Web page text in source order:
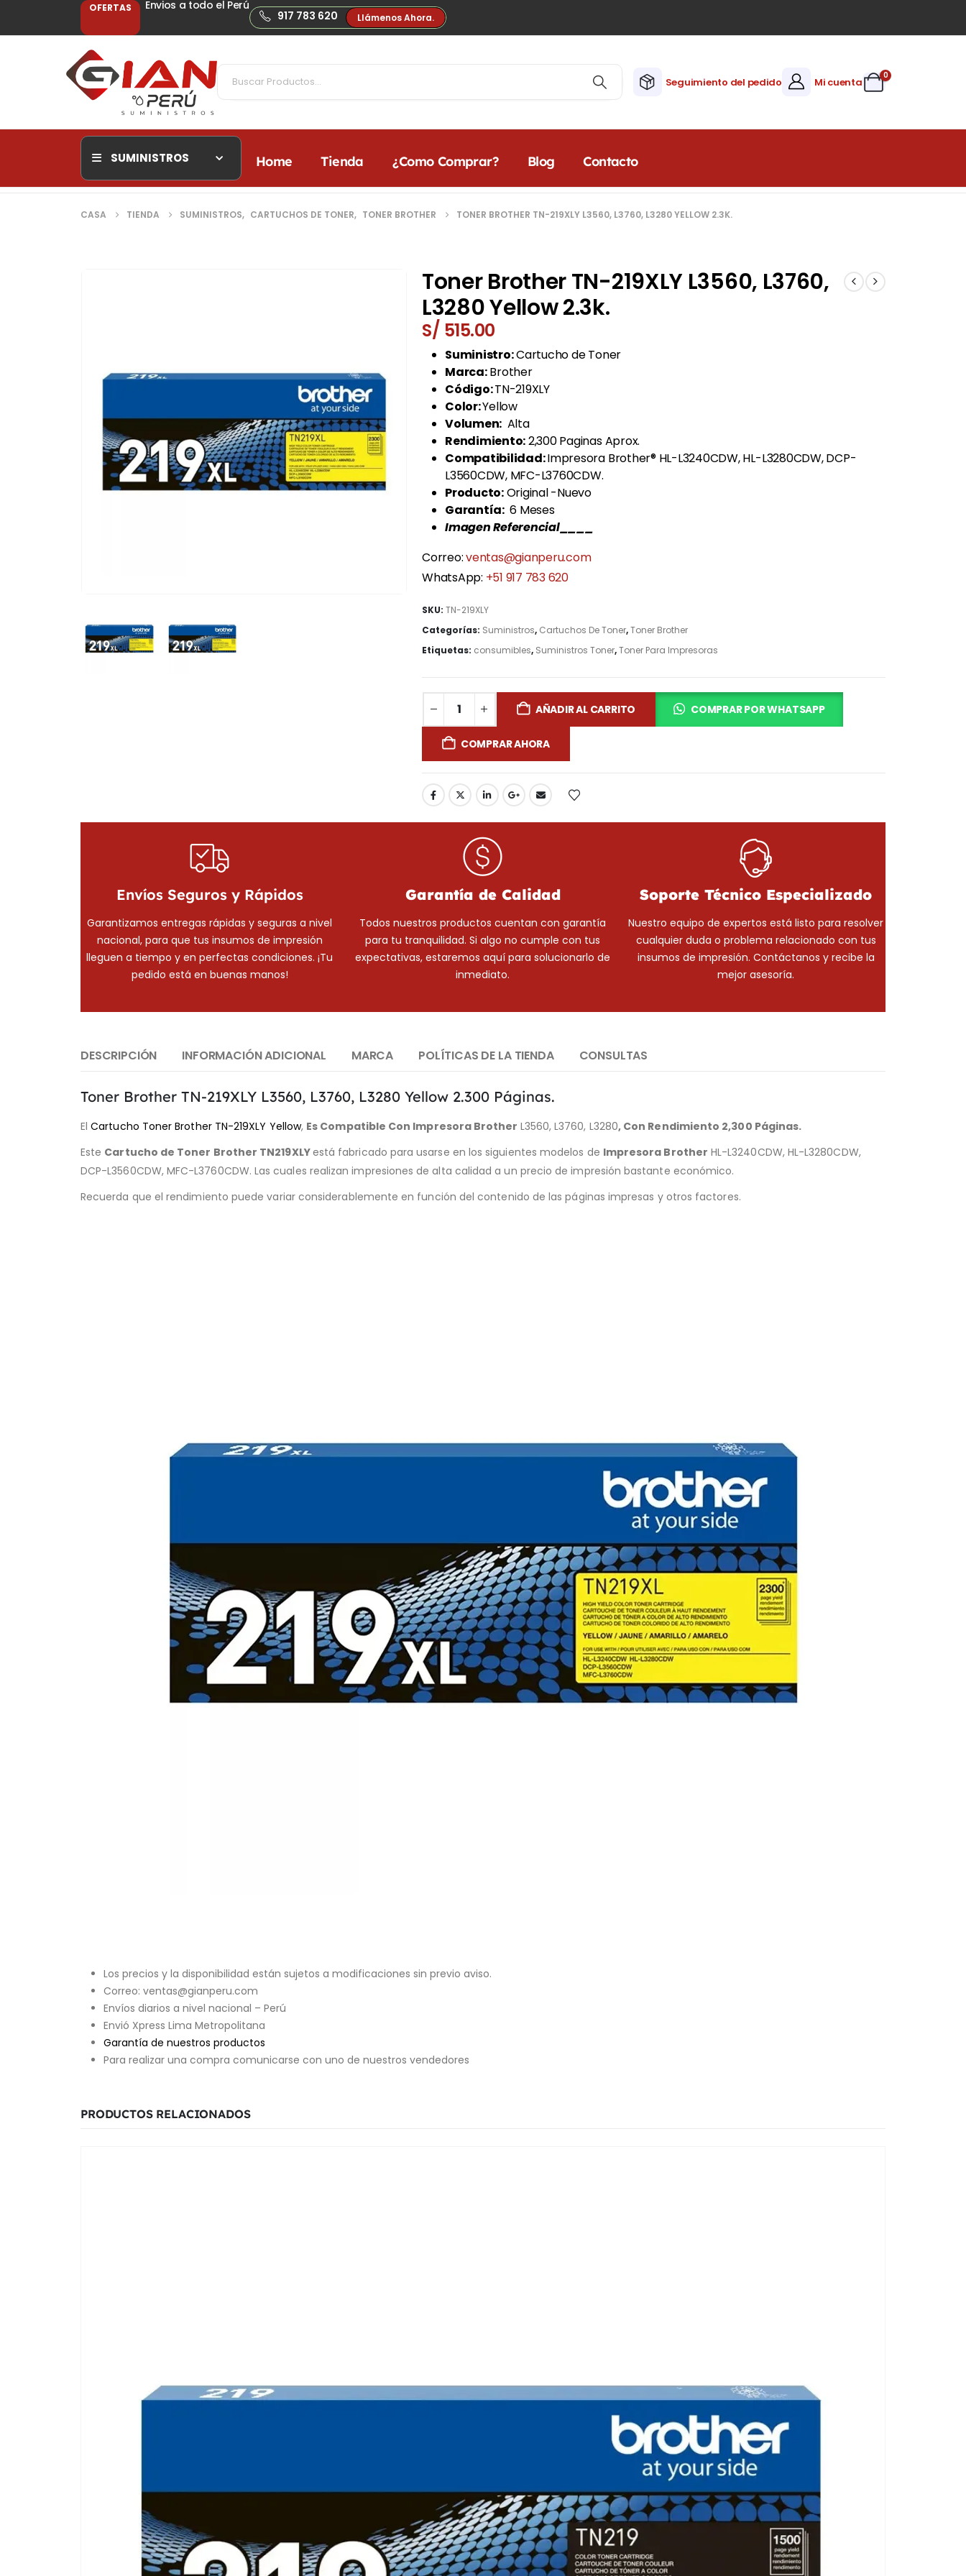
OFERTAS Envios a todo el Perú
917 783 620 Llámenos Ahora.
Seguimiento del pedido Mi cuenta
0
SUMINISTROS Home Tienda ¿Como Comprar? Blog Contacto
CASA TIENDA SUMINISTROS, CARTUCHOS DE TONER, TONER BROTHER TONER BROTHER TN-219XLY L3560, L3760, L3280 YELLOW 2.3K.
Toner Brother TN-219XLY L3560, L3760,
L3280 Yellow 2.3k.
S/ 515.00
Suministro:Cartucho de Toner
Marca:Brother
Código:TN-219XLY
Color:Yellow
Volumen: Alta
Rendimiento:2,300 Paginas Aprox.
Compatibilidad:Impresora Brother® HL-L3240CDW, HL-L3280CDW, DCP-
L3560CDW, MFC-L3760CDW.
Producto:Original -Nuevo
Garantía:6 Meses
Imagen Referencial____
Correo:ventas@gianperu.com
WhatsApp: +51 917 783 620
SKU: TN-219XLY
Categorías: Suministros, Cartuchos De Toner,Toner Brother
Etiquetas: consumibles, Suministros Toner,Toner Para Impresoras
AÑADIR AL CARRITO COMPRAR POR WHATSAPP
COMPRAR AHORA
Envíos Seguros y Rápidos
Garantizamos entregas rápidas y seguras a nivel
nacional, para que tus insumos de impresión
lleguen a tiempo y en perfectas condiciones. ¡Tu
pedido está en buenas manos!
Garantía de Calidad
Todos nuestros productos cuentan con garantía
para tu tranquilidad. Si algo no cumple con tus
expectativas, estaremos aquí para solucionarlo de
inmediato.
Soporte Técnico Especializado
Nuestro equipo de expertos está listo para resolver
cualquier duda o problema relacionado con tus
insumos de impresión. Contáctanos y recibe la
mejor asesoría.
DESCRIPCIÓN INFORMACIÓN ADICIONAL MARCA POLÍTICAS DE LA TIENDA CONSULTAS
Toner Brother TN-219XLY L3560, L3760, L3280 Yellow 2.300 Páginas.
ElCartucho Toner Brother TN-219XLY Yellow, Es Compatible Con Impresora Brother L3560, L3760, L3280, Con Rendimiento 2,300 Páginas.
Este Cartucho de Toner Brother TN219XLYestá fabricado para usarse en los siguientes modelos de Impresora Brother HL-L3240CDW, HL-L3280CDW,
DCP-L3560CDW, MFC-L3760CDW. Las cuales realizan impresiones de alta calidad a un precio de impresión bastante económico.
Recuerda que el rendimiento puede variar considerablemente en función del contenido de las páginas impresas y otros factores.
Los precios y la disponibilidad están sujetos a modificaciones sin previo aviso.
Correo: ventas@gianperu.com
Envíos diarios a nivel nacional – Perú
Envió Xpress Lima Metropolitana
Garantía de nuestros productos
Para realizar una compra comunicarse con uno de nuestros vendedores
PRODUCTOS RELACIONADOS